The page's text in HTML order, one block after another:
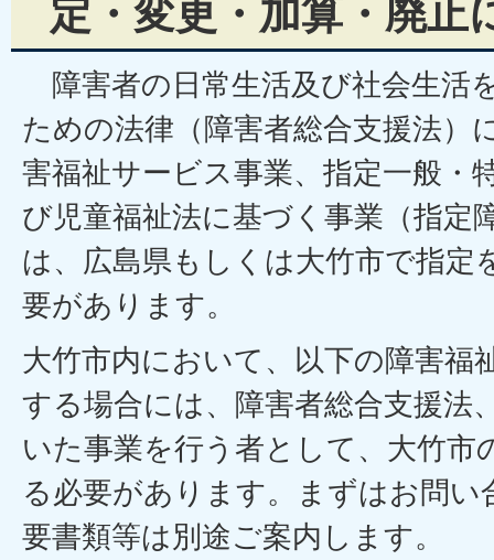
定・変更・加算・廃止
障害者の日常生活及び社会生活
ための法律（障害者総合支援法）
害福祉サービス事業、指定一般・
び児童福祉法に基づく事業（指定
は、広島県もしくは大竹市で指定
要があります。
大竹市内において、以下の障害福
する場合には、障害者総合支援法
いた事業を行う者として、大竹市
る必要があります。まずはお問
要書類等は別途ご案内します。